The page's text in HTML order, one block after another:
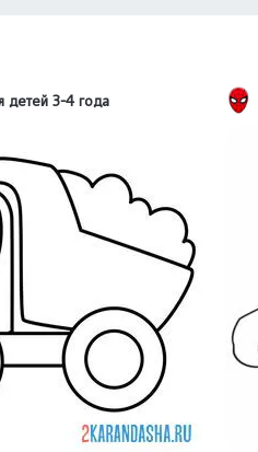
детей 3-4 года